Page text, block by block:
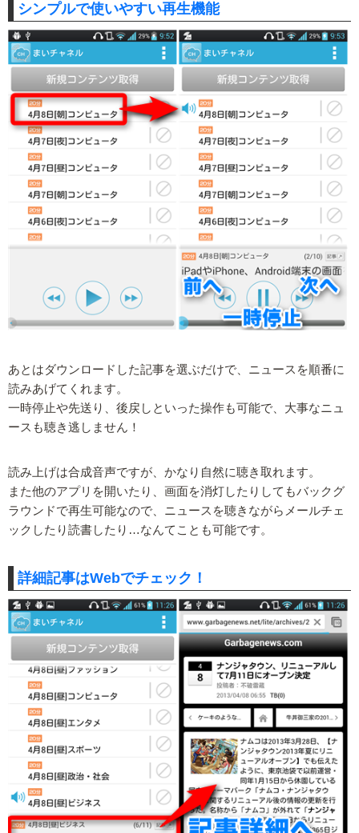
シンプルで使いやすい再生機能
あとはダウンロードした記事を選ぶだけで、ニュースを順番に
読みあげてくれます。
一時停止や先送り、後戻しといった操作も可能で、大事なニュ
ースも聴き逃しません！
読み上げは合成音声ですが、かなり自然に聴き取れます。
また他のアプリを開いたり、画面を消灯したりしてもバックグ
ラウンドで再生可能なので、ニュースを聴きながらメールチェ
ックしたり読書したり…なんてことも可能です。
詳細記事はWebでチェック！